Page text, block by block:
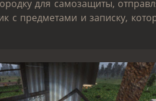
для самозащиты,
с предметами и записку,